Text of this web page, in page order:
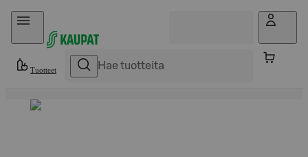
Hyppää sisältöön
Tuotteet